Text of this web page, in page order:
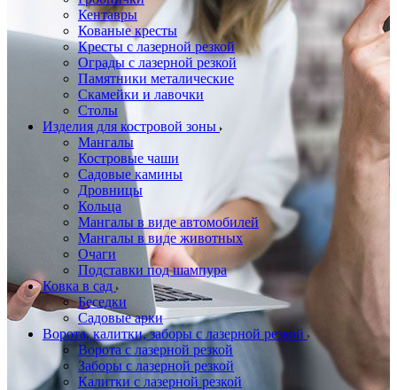
Кентавры
Кованые кресты
Кресты с лазерной резкой
Ограды с лазерной резкой
Памятники металические
Скамейки и лавочки
Столы
Изделия для костровой зоны
Мангалы
Костровые чаши
Садовые камины
Дровницы
Кольца
Мангалы в виде автомобилей
Мангалы в виде животных
Очаги
Подставки под шампура
Ковка в сад
Беседки
Садовые арки
Ворота, калитки, заборы с лазерной резкой
Ворота с лазерной резкой
Заборы с лазерной резкой
Калитки с лазерной резкой